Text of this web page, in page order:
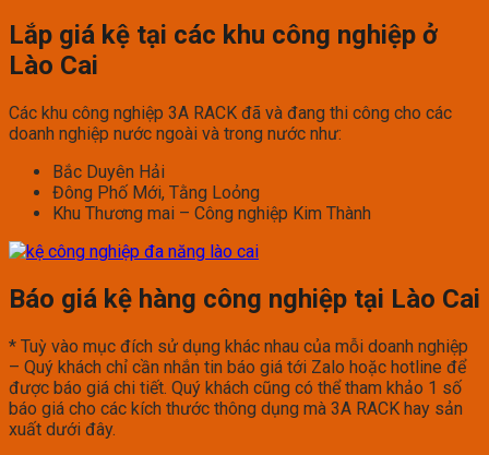
Lắp giá kệ tại các khu công nghiệp ở
Lào Cai
Các khu công nghiệp 3A RACK đã và đang thi công cho các
doanh nghiệp nước ngoài và trong nước như:
Bắc Duyên Hải
Đông Phố Mới, Tằng Loỏng
Khu Thương mai – Công nghiệp Kim Thành
Báo giá kệ hàng công nghiệp tại Lào Cai
* Tuỳ vào mục đích sử dụng khác nhau của mỗi doanh nghiệp
– Quý khách chỉ cần nhắn tin báo giá tới Zalo hoặc hotline để
được báo giá chi tiết. Quý khách cũng có thể tham khảo 1 số
báo giá cho các kích thước thông dụng mà 3A RACK hay sản
xuất dưới đây.